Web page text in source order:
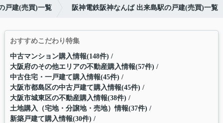
戸建(売買)一覧 阪神電鉄阪神なんば 出来島駅の戸建(売買)一覧
おすすめこだわり特集
中古マンション購入情報(148件)
大阪府のその他エリアの不動産購入情報(57件)
中古住宅・一戸建て購入情報(45件)
大阪市都島区の中古戸建て購入情報(45件)
大阪市城東区の不動産購入情報(38件)
土地購入（宅地・分譲地・売地）情報(37件)
新築戸建て購入情報(30件)